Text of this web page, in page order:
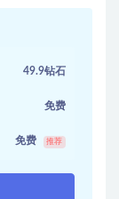
49.9钻石
免费
免费 推荐